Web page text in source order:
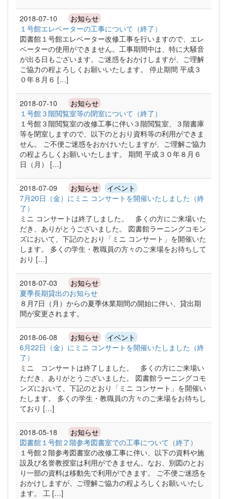
2018-07-10 お知らせ
１号館エレベーターの工事について（終了）
図書館１号館エレベーター改修工事を行いますので、エレ
ベーターの使用ができません。工事期間中は、特に大騒音
が出る日もございます。ご迷惑をおかけしますが、ご理解
ご協力の程よろしくお願いいたします。 停止期間 平成３
０年８月６ […]
2018-07-10 お知らせ
１号館３階閲覧室等の閉室について（終了）
１号館３階閲覧室の改修工事に伴い３階閲覧室、３階書庫
等を閉室しますので、以下のとおり資料等の利用ができま
せん。 ご不便ご迷惑をおかけいたしますが、ご理解ご協力
の程よろしくお願いいたします。 期間 平成３０年８月６
日（月） […]
2018-07-09 お知らせ イベント
7月20日（金）にミニ コンサートを開催いたしました（終
了）
ミニ コンサートは終了しました。 多くの方にご来場いた
だき、ありがとうございました。 図書館ラーニングコモン
ズにおいて、下記のとおり「ミニ コンサート」を開催いた
します。 多くの学生・教職員の方々のご来場をお待ちして
おり […]
2018-07-03 お知らせ
夏季長期貸出のお知らせ
８月7日（月）からの夏季休業期間の開始に伴い、貸出期
間が変更されます。
2018-06-08 お知らせ イベント
6月22日（金）にミニ コンサートを開催いたしました（終
了）
ミニ コンサートは終了しました。 多くの方にご来場い
ただき、ありがとうございました。 図書館ラーニングコモ
ンズにおいて、下記のとおり「ミニ コンサート」を開催い
たします。 多くの学生・教職員の方々のご来場をお待ちし
ており […]
2018-05-18 お知らせ
図書館１号館２階参考図書室での工事について（終了）
１号館２階参考図書室の改修工事に伴い、以下の資料や施
設及び名誉教授室は利用ができません。なお、別図のとお
り一部の資料は移動先で利用ができます。 ご不便ご迷惑を
おかけしますが、ご理解ご協力の程よろしくお願いいたし
ます。 工 […]